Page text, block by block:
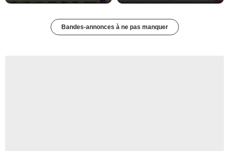
Bandes-annonces à ne pas manquer